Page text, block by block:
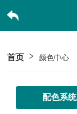
首页 颜色中心
配色系统